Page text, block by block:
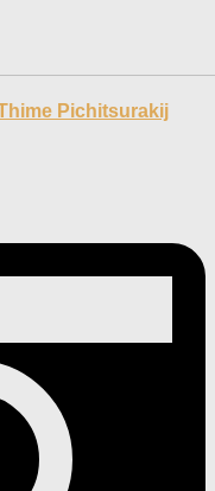
Pichitsurakij